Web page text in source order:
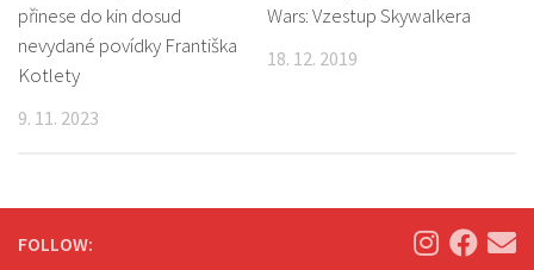
přinese do kin dosud
nevydané povídky Františka
Kotlety
9. 11. 2023
Wars: Vzestup Skywalkera
18. 12. 2019
FOLLOW: